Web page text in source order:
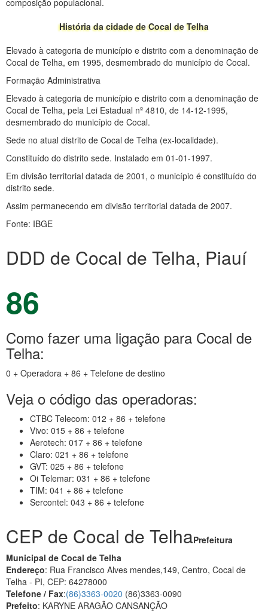
composição populacional.
História da cidade de Cocal de Telha
Elevado à categoria de município e distrito com a denominação de
Cocal de Telha, em 1995, desmembrado do município de Cocal.
Formação Administrativa
Elevado à categoria de município e distrito com a denominação de
Cocal de Telha, pela Lei Estadual nº 4810, de 14-12-1995,
desmembrado do município de Cocal.
Sede no atual distrito de Cocal de Telha (ex-localidade).
Constituído do distrito sede. Instalado em 01-01-1997.
Em divisão territorial datada de 2001, o município é constituído do
distrito sede.
Assim permanecendo em divisão territorial datada de 2007.
Fonte: IBGE
DDD de Cocal de Telha, Piauí
86
Como fazer uma ligação para Cocal de
Telha:
0 + Operadora + 86 + Telefone de destino
Veja o código das operadoras:
CTBC Telecom: 012 + 86 + telefone
Vivo: 015 + 86 + telefone
Aerotech: 017 + 86 + telefone
Claro: 021 + 86 + telefone
GVT: 025 + 86 + telefone
Oi Telemar: 031 + 86 + telefone
TIM: 041 + 86 + telefone
Sercontel: 043 + 86 + telefone
CEP de Cocal de TelhaPrefeitura
Municipal de Cocal de Telha
Endereço: Rua Francisco Alves mendes,149, Centro, Cocal de
Telha - PI, CEP: 64278000
Telefone / Fax:(86)3363-0020 (86)3363-0090
Prefeito: KARYNE ARAGÃO CANSANÇÃO